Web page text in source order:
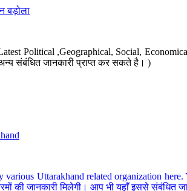
बड़ोला
Political ,Geographical, Social,
संबंधित जानकारी प्राप्त कर सकते है। )
Uttarakhand related organization
की जानकारी मिलेगी। आप भी यहाँ इससे संबंधित